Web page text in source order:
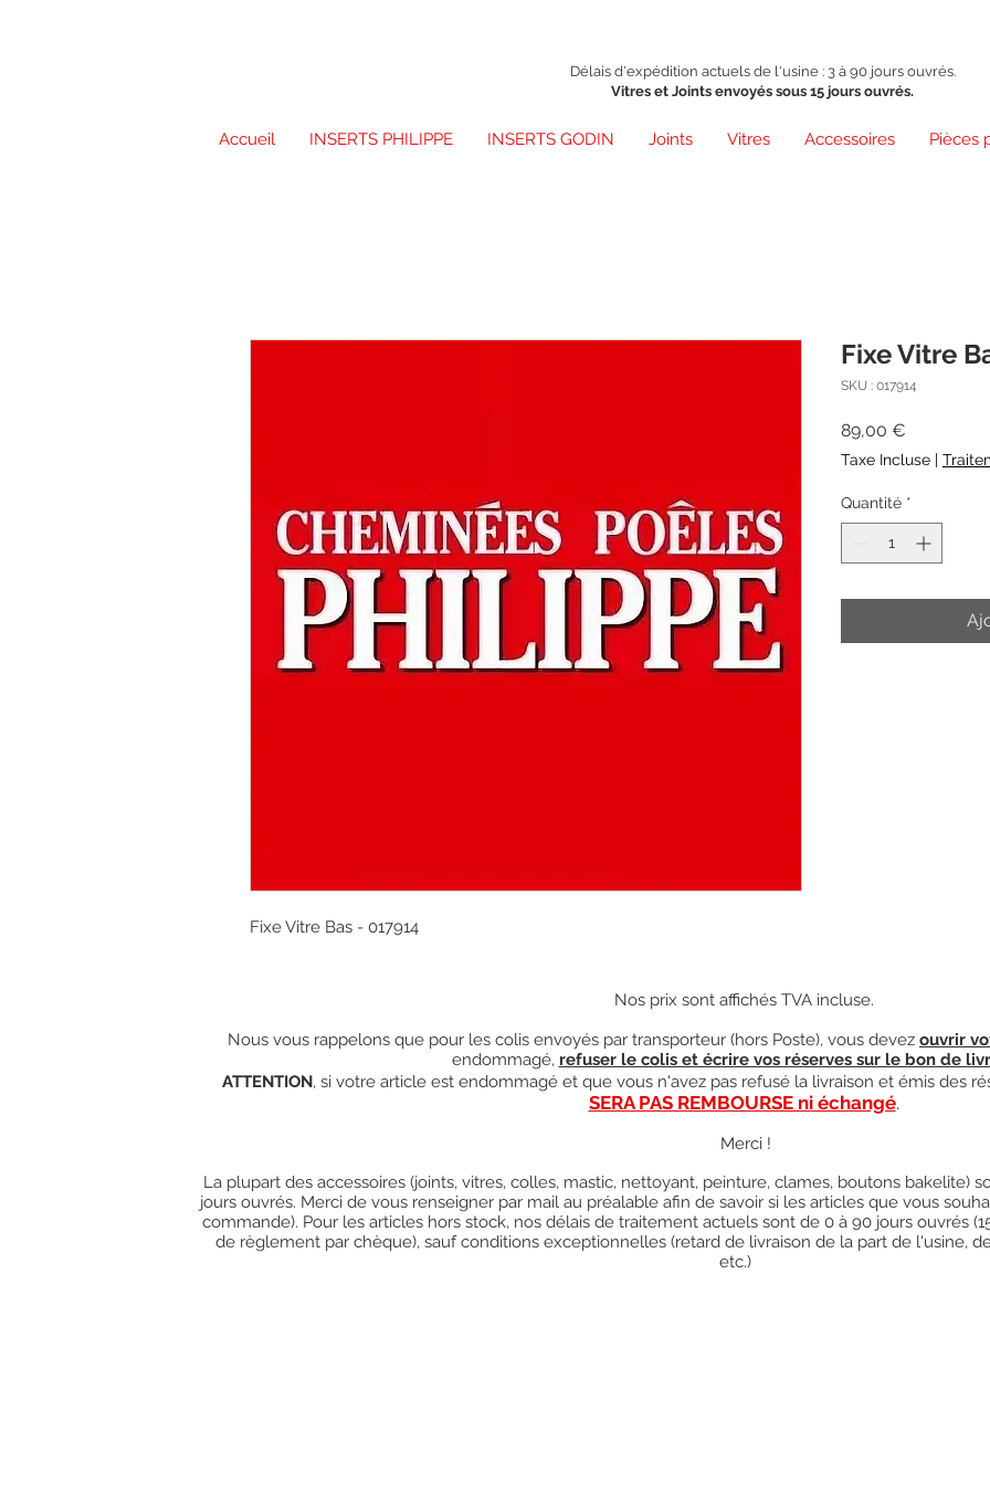
Délais d'expédition actuels de l'usine : 3 à 90 jours ouvrés.
Vitres et Joints envoyés sous 15 jours ouvrés.
Accueil INSERTS PHILIPPE INSERTS GODIN Joints Vitres Accessoires Pièces
Fixe Vitre Bas - 017914
Fixe Vitre
SKU : 017914
89,00 €
Taxe Incluse |
Quantité *
Nos prix sont affichés TVA incluse.
Nous vous rappelons que pour les colis envoyés par transporteur (hors Poste), vous devez ouvrir
endommagé, refuser le colis et écrire vos réserves sur le bon de
ATTENTION, si votre article est endommagé et que vous n'avez pas refusé la livraison et émis des
SERA PAS REMBOURSE ni échangé.
Merci !
La plupart des accessoires (joints, vitres, colles, mastic, nettoyant, peinture, clames, boutons bakelite)
jours ouvrés. Merci de vous renseigner par mail au préalable afin de savoir si les articles que vous
commande). Pour les articles hors stock, nos délais de traitement actuels sont de 0 à 90 jours ouvrés
de règlement par chèque), sauf conditions exceptionnelles (retard de livraison de la part de l'usine,
etc.)